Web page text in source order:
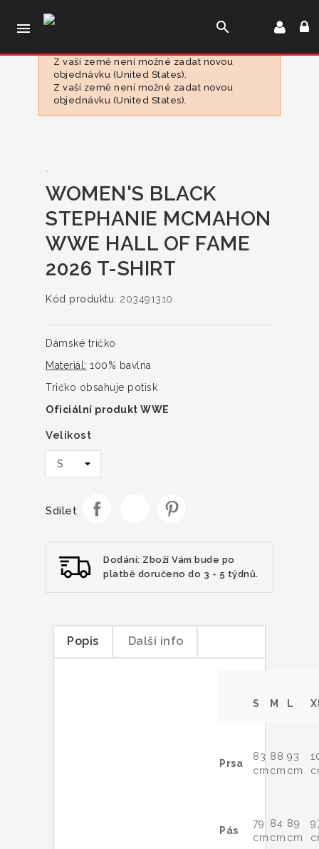
 search
Z vaší země není možné zadat novou
objednávku (United States).
Z vaší země není možné zadat novou
objednávku (United States).
WOMEN'S BLACK
STEPHANIE MCMAHON
WWE HALL OF FAME
2026 T-SHIRT
Kód produktu: 203491310
Dámské tričko
Materiál: 100% bavlna
Tričko obsahuje potisk
Oficiální produkt WWE
Velikost
Sdílet
Dodání: Zboží Vám bude po
platbě doručeno do 3 - 5 týdnů.
Popis Další info
S M L
Prsa
83
cm
88
cm
93
cm
Pás
79
cm
84
cm
89
cm